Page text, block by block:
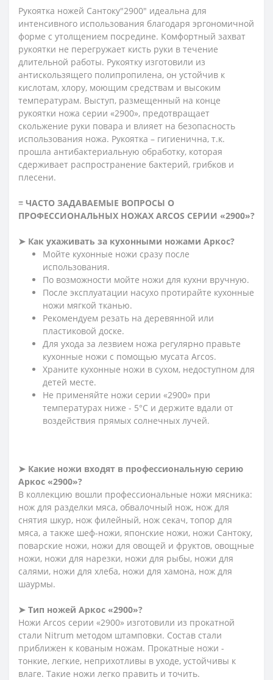
Рукоятка ножей Сантоку"2900" идеальна для
интенсивного использования благодаря эргономичной
форме с утолщением посредине. Комфортный захват
рукоятки не перегружает кисть руки в течение
длительной работы. Рукоятку изготовили из
антискользящего полипропилена, он устойчив к
кислотам, хлору, моющим средствам и высоким
температурам. Выступ, размещенный на конце
рукоятки ножа серии «2900», предотвращает
скольжение руки повара и влияет на безопасность
использования ножа. Рукоятка – гигиенична, т.к.
прошла антибактериальную обработку, которая
сдерживает распространение бактерий, грибков и
плесени.
≡ ЧАСТО ЗАДАВАЕМЫЕ ВОПРОСЫ О
ПРОФЕССИОНАЛЬНЫХ НОЖАХ ARCOS СЕРИИ «2900»?
➤ Как ухаживать за кухонными ножами Аркос?
Мойте кухонные ножи сразу после
использования.
По возможности мойте ножи для кухни вручную.
После эксплуатации насухо протирайте кухонные
ножи мягкой тканью.
Рекомендуем резать на деревянной или
пластиковой доске.
Для ухода за лезвием ножа регулярно правьте
кухонные ножи с помощью мусата Arcos.
Храните кухонные ножи в сухом, недоступном для
детей месте.
Не применяйте ножи серии «2900» при
температурах ниже - 5°С и держите вдали от
воздействия прямых солнечных лучей.
➤ Какие ножи входят в профессиональную серию
Аркос «2900»?
В коллекцию вошли профессиональные ножи мясника:
нож для разделки мяса, обвалочный нож, нож для
снятия шкур, нож филейный, нож секач, топор для
мяса, а также шеф-ножи, японские ножи, ножи Сантоку,
поварские ножи, ножи для овощей и фруктов, овощные
ножи, ножи для нарезки, ножи для рыбы, ножи для
салями, ножи для хлеба, ножи для хамона, нож для
шаурмы.
➤ Тип ножей Аркос «2900»?
Ножи Arcos серии «2900» изготовили из прокатной
стали Nitrum методом штамповки. Состав стали
приближен к кованым ножам. Прокатные ножи -
тонкие, легкие, неприхотливы в уходе, устойчивы к
влаге. Такие ножи легко править и точить.